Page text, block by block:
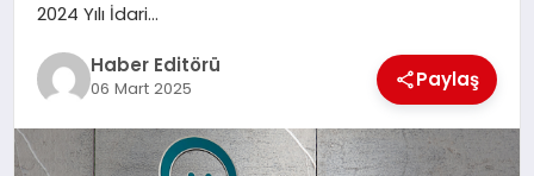
2024 Yılı İdari…
Haber Editörü
06 Mart 2025 Paylaş